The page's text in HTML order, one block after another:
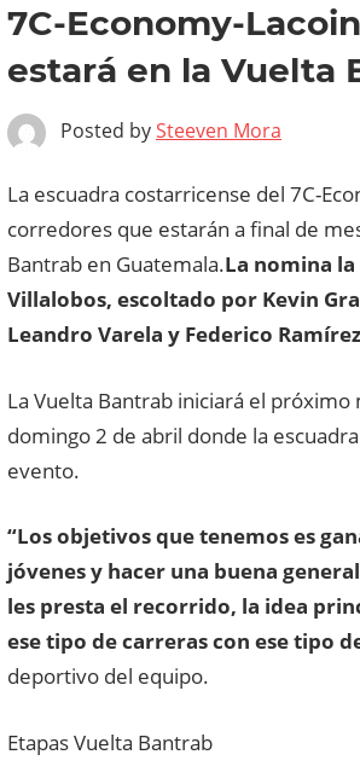
7C-Economy-
estará en la Vuelta
Posted bySteeven Mora
La escuadra costarricense del 7C-
corredores que estarán a final de
Bantrab en Guatemala.La nomina
Villalobos, escoltado por Kevin
Leandro Varela y Federico
La Vuelta Bantrab iniciará el
domingo 2 de abril donde la
evento.
“Los objetivos que tenemos es
jóvenes y hacer una buena
les presta el recorrido, la idea
ese tipo de carreras con ese tipo
deportivo del equipo.
Etapas Vuelta Bantrab